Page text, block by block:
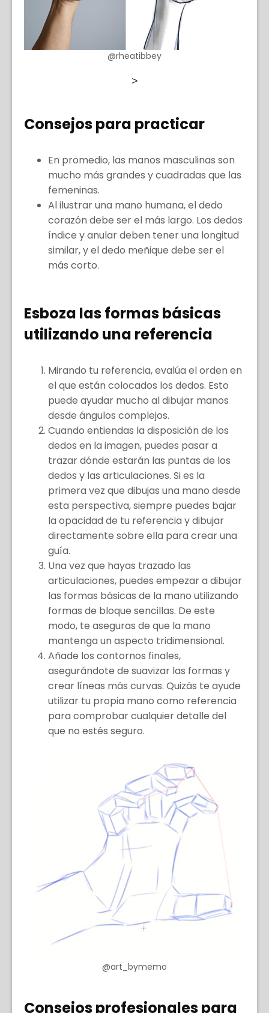
@rheatibbey
>
Consejos para practicar
En promedio, las manos masculinas son
mucho más grandes y cuadradas que las
femeninas.
Al ilustrar una mano humana, el dedo
corazón debe ser el más largo. Los dedos
índice y anular deben tener una longitud
similar, y el dedo meñique debe ser el
más corto.
Esboza las formas básicas
utilizando una referencia
Mirando tu referencia, evalúa el orden en
el que están colocados los dedos. Esto
puede ayudar mucho al dibujar manos
desde ángulos complejos.
Cuando entiendas la disposición de los
dedos en la imagen, puedes pasar a
trazar dónde estarán las puntas de los
dedos y las articulaciones. Si es la
primera vez que dibujas una mano desde
esta perspectiva, siempre puedes bajar
la opacidad de tu referencia y dibujar
directamente sobre ella para crear una
guía.
Una vez que hayas trazado las
articulaciones, puedes empezar a dibujar
las formas básicas de la mano utilizando
formas de bloque sencillas. De este
modo, te aseguras de que la mano
mantenga un aspecto tridimensional.
Añade los contornos finales,
asegurándote de suavizar las formas y
crear líneas más curvas. Quizás te ayude
utilizar tu propia mano como referencia
para comprobar cualquier detalle del
que no estés seguro.
@art_bymemo
Consejos profesionales para